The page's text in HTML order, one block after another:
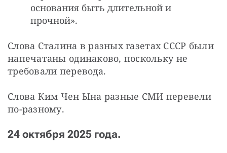
основания быть длительной и
прочной».
Слова Сталина в разных газетах СССР были
напечатаны одинаково, поскольку не
требовали перевода.
Слова Ким Чен Ына разные СМИ перевели
по-разному.
24 октября 2025 года.